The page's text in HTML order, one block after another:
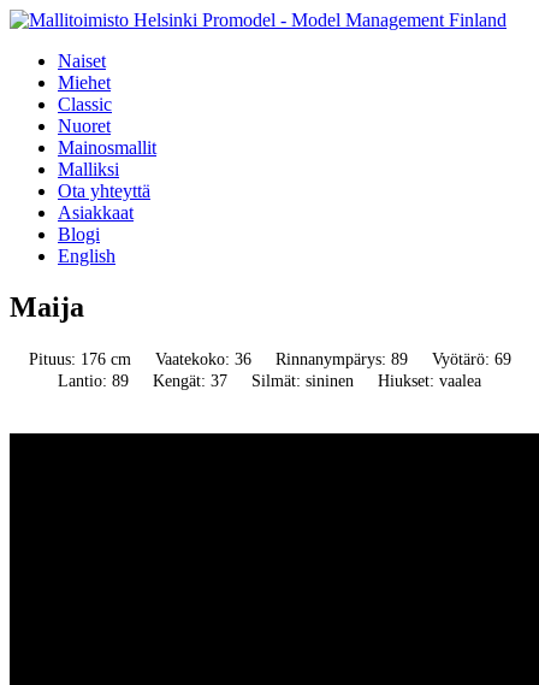
Naiset
Miehet
Classic
Nuoret
Mainosmallit
Malliksi
Ota yhteyttä
Asiakkaat
Blogi
English
Maija
Pituus: 176 cm Vaatekoko: 36 Rinnanympärys: 89
Vyötärö: 69
Lantio: 89
Kengät: 37 Silmät: sininen Hiukset: vaalea